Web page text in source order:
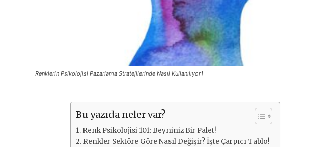
Renklerin Psikolojisi Pazarlama Stratejilerinde Nasıl Kullanılıyor1
Bu yazıda neler var?
Renk Psikolojisi 101: Beyniniz Bir Palet!
Renkler Sektöre Göre Nasıl Değişir? İşte Çarpıcı Tablo!